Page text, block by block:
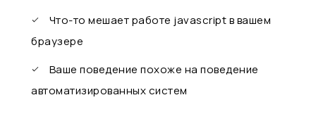
Что-то мешает работе javascript в вашем
браузере
Ваше поведение похоже на поведение
автоматизированных систем